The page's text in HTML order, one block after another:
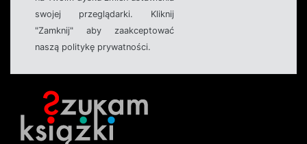
swojej przeglądarki. Kliknij
"Zamknij" aby zaakceptować
naszą politykę prywatności.